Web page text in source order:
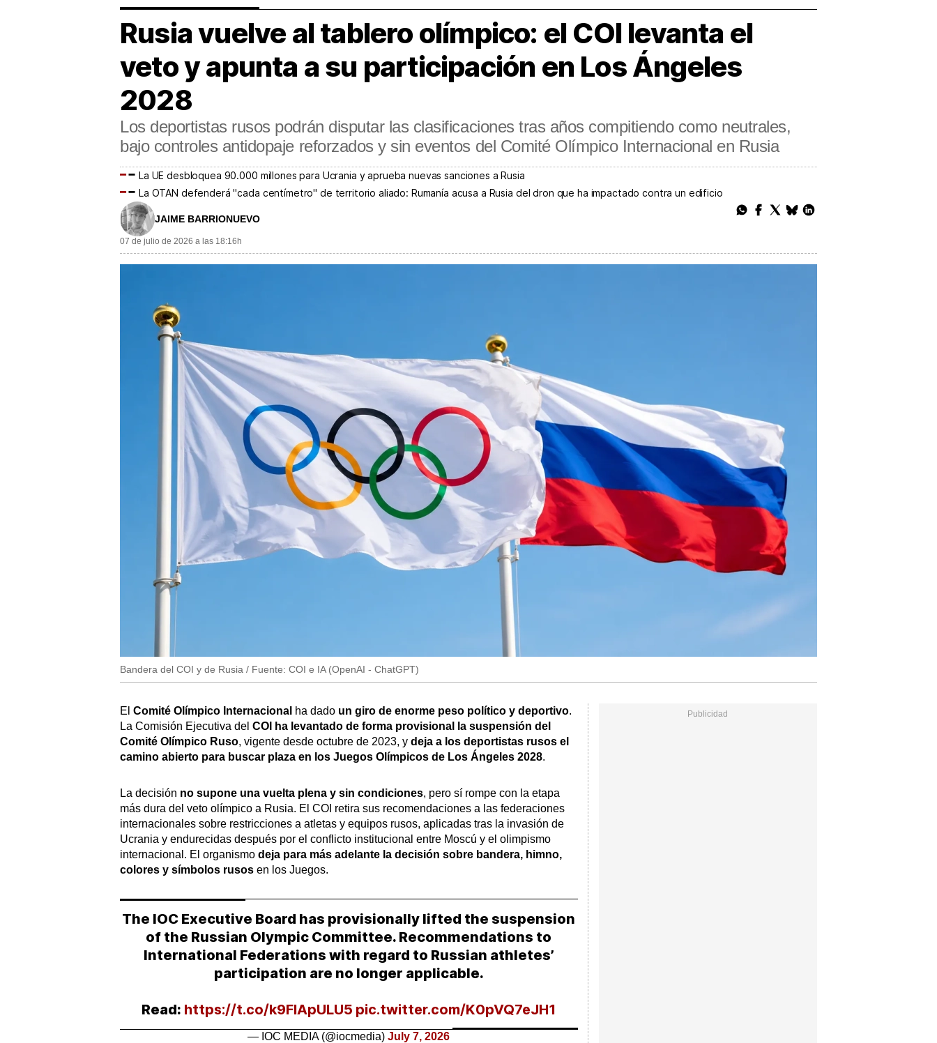
Rusia vuelve al tablero olímpico: el COI levanta el
veto y apunta a su participación en Los Ángeles
2028
Los deportistas rusos podrán disputar las clasificaciones tras años compitiendo como neutrales,
bajo controles antidopaje reforzados y sin eventos del Comité Olímpico Internacional en Rusia
La UE desbloquea 90.000 millones para Ucrania y aprueba nuevas sanciones a Rusia
La OTAN defenderá "cada centímetro" de territorio aliado: Rumanía acusa a Rusia del dron que ha impactado contra un edificio
JAIME BARRIONUEVO
07 de julio de 2026 a las 18:16h
Bandera del COI y de Rusia / Fuente: COI e IA (OpenAI - ChatGPT)
El Comité Olímpico Internacional ha dado un giro de enorme peso político y deportivo.
La Comisión Ejecutiva del COI ha levantado de forma provisional
la suspensión del
Comité Olímpico Ruso, vigente desde octubre de 2023, y deja a los deportistas rusos el
camino abierto para buscar plaza en los Juegos Olímpicos de Los Ángeles 2028.
La decisión no supone una vuelta plena y sin condiciones, pero sí rompe con la etapa
más dura del veto olímpico a Rusia. El COI retira sus recomendaciones a las federaciones
internacionales sobre restricciones a atletas y equipos rusos, aplicadas tras la invasión de
Ucrania y endurecidas después por el conflicto institucional entre Moscú y el olimpismo
internacional. El organismo deja para más adelante la decisión sobre bandera, himno,
colores y símbolos rusos en los Juegos.
The IOC Executive Board has provisionally lifted the suspension
of the Russian Olympic Committee. Recommendations to
International Federations with regard to Russian athletes’
participation are no longer applicable.
Read: https://t.co/k9FlApULU5 pic.twitter.com/K0pVQ7eJH1
— IOC MEDIA (@iocmedia)July 7, 2026